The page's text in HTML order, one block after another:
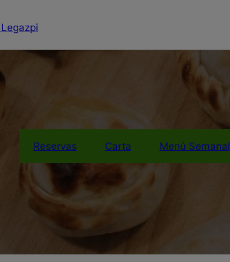
Reservas Carta Menú Semanal